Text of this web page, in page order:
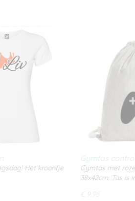
Het kroontje
Gymtas
Gymtas met
38x42cm. Tas is
€ 9,95